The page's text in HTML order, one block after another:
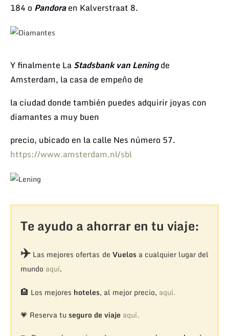
184 o Pandoraen Kalverstraat 8.
Y finalmente LaStadsbank van Leningde
Amsterdam, la casa de empeño de
la ciudad donde también puedes adquirirjoyas con
diamantes a muy buen
precio, ubicado en la calle Nes número 57.
https://www.amsterdam.nl/sbl
Te ayudo a ahorrar en tu viaje:
✈️Las mejores ofertas de Vuelosa cualquier lugar del
mundo aquí.
🏨 Los mejores hoteles, al mejor precio, aquí.
💗 Reserva tu seguro de viaje aquí.